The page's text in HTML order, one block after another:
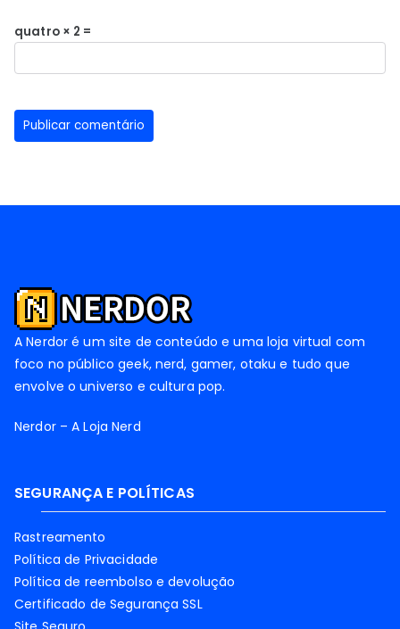
quatro × 2 =
A Nerdor é um site de conteúdo e uma loja virtual com
foco no público geek, nerd, gamer, otaku e tudo que
envolve o universo e cultura pop.
Nerdor – A Loja Nerd
SEGURANÇA E POLÍTICAS
Rastreamento
Política de Privacidade
Política de reembolso e devolução
Certificado de Segurança SSL